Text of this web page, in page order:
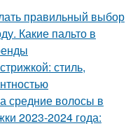
правильный выбор
Какие пальто в
стиль,
средние волосы в
2023-2024 года: